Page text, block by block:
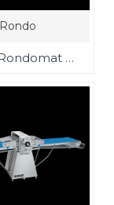
Rondo
Rondo Rondomat 4000 Hamur açma makinası